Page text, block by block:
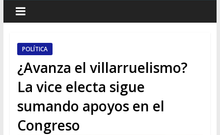
Causa AFA: el juez Amarante calificó de “ficción judicial” el
traslado del expediente a Campana
POLÍTICA
¿Avanza el villarruelismo?
La vice electa sigue
sumando apoyos en el
Congreso